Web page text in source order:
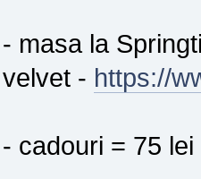
- masa la
velvet - https://
- cadouri = 75 lei